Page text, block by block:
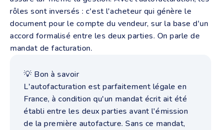
rôles sont inversés : c'est l'acheteur qui génère le
document pour le compte du vendeur, sur la base d'un
accord formalisé entre les deux parties. On parle de
mandat de facturation.
💡 Bon à savoir
L'autofacturation est parfaitement légale en
France, à condition qu'un mandat écrit ait été
établi entre les deux parties avant l'émission
de la première autofacture. Sans ce mandat,